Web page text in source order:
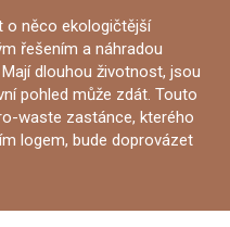
o něco ekologičtější
řešením a náhradou
dlouhou životnost, jsou
pohled může zdát. Touto
waste zastánce, kterého
logem, bude doprovázet